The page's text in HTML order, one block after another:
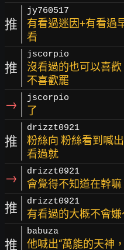
推
jy760517
有看過迷因+有看過
看
推
jscorpio
沒看過的也可以喜
不喜歡罷
→ jscorpio
了
推
drizzt0921
粉絲向 粉絲看到喊
看過就
→ drizzt0921
會覺得不知道在幹嘛
推 drizzt0921
有看過的大概不會
推
babuza
他喊出“萬能的天神